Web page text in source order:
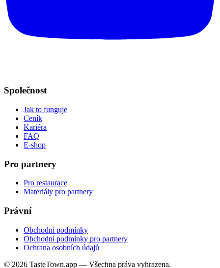
Společnost
Jak to funguje
Ceník
Kariéra
FAQ
E-shop
Pro partnery
Pro restaurace
Materiály pro partnery
Právní
Obchodní podmínky
Obchodní podmínky pro partnery
Ochrana osobních údajů
© 2026 TasteTown.app — Všechna práva vyhrazena.